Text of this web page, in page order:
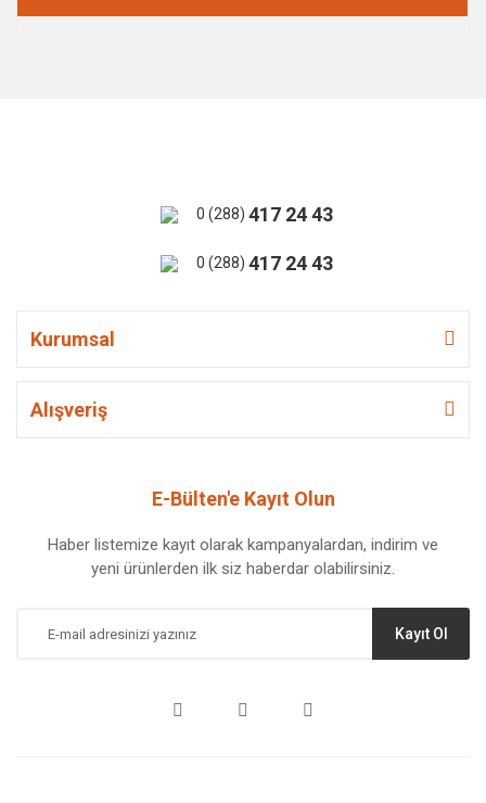
0 (288) 417 24 43
0 (288) 417 24 43
Kurumsal
Alışveriş
E-Bülten'e Kayıt Olun
Haber listemize kayıt olarak kampanyalardan, indirim ve
yeni ürünlerden ilk siz haberdar olabilirsiniz.
Kayıt Ol